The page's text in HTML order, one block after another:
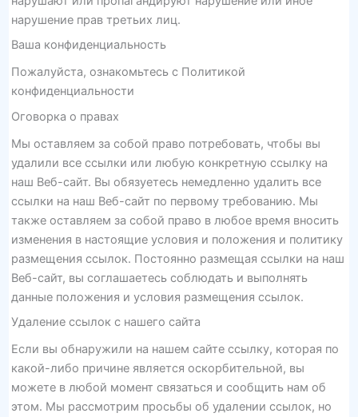
нарушение прав третьих лиц.
Ваша конфиденциальность
Пожалуйста, ознакомьтесь с Политикой
конфиденциальности
Оговорка о правах
Мы оставляем за собой право потребовать, чтобы вы
удалили все ссылки или любую конкретную ссылку на
наш Веб-сайт. Вы обязуетесь немедленно удалить все
ссылки на наш Веб-сайт по первому требованию. Мы
также оставляем за собой право в любое время вносить
изменения в настоящие условия и положения и политику
размещения ссылок. Постоянно размещая ссылки на наш
Веб-сайт, вы соглашаетесь соблюдать и выполнять
данные положения и условия размещения ссылок.
Удаление ссылок с нашего сайта
Если вы обнаружили на нашем сайте ссылку, которая по
какой-либо причине является оскорбительной, вы
можете в любой момент связаться и сообщить нам об
этом. Мы рассмотрим просьбы об удалении ссылок, но